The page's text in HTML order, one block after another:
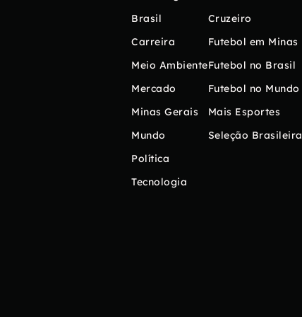
Brasil
Carreira
Meio Ambiente
Mercado
Minas Gerais
Mundo
Política
Tecnologia
Cruzeiro
Futebol em Minas
Futebol no Brasil
Futebol no Mundo
Mais Esportes
Seleção Brasileira